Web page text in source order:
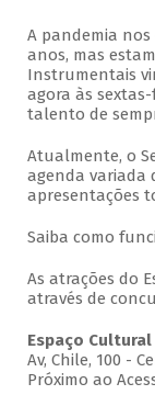
A pandemia
anos, mas
Instrumentais
agora às
talento de
Atualmente, o
agenda variada
apresentações
Saiba como
As atrações do
através de
Espaço Cultural
Av, Chile, 100 -
Próximo ao